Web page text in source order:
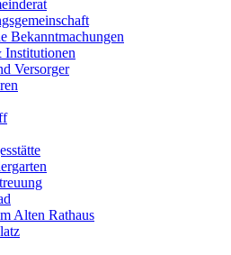
Bekanntmachungen
Versorger
Alten Rathaus